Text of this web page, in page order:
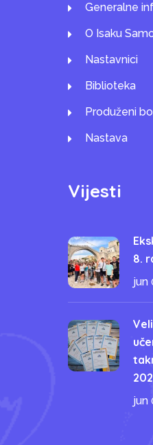
Generalne
O Isaku
Nastavnici
Biblioteka
Produženi
Nastava
Vijesti
8.
jun
jun